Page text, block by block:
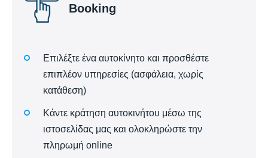
Booking
Επιλέξτε ένα αυτοκίνητο και προσθέστε
επιπλέον υπηρεσίες (ασφάλεια, χωρίς
κατάθεση)
Κάντε κράτηση αυτοκινήτου μέσω της
ιστοσελίδας μας και ολοκληρώστε την
πληρωμή online